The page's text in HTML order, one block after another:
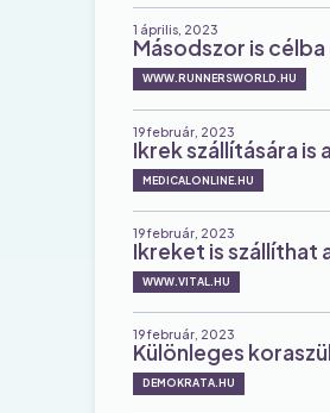
1 április, 2023
Másodszor is
WWW.RUNNERSWORLD.HU
19 február, 2023
Ikrek szállítására
MEDICALONLINE.HU
19 február, 2023
Ikreket is szállíthat
WWW.VITAL.HU
19 február, 2023
Különleges
DEMOKRATA.HU